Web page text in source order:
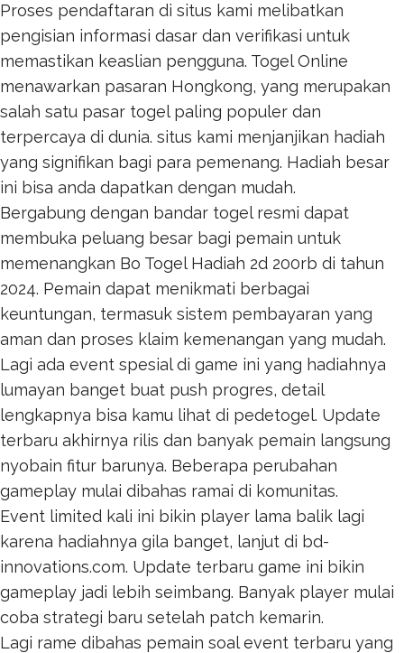
Proses pendaftaran di situs kami melibatkan
pengisian informasi dasar dan verifikasi untuk
memastikan keaslian pengguna. Togel Online
menawarkan pasaran Hongkong, yang merupakan
salah satu pasar togel paling populer dan
terpercaya di dunia. situs kami menjanjikan hadiah
yang signifikan bagi para pemenang. Hadiah besar
ini bisa anda dapatkan dengan mudah.
Bergabung dengan bandar togel resmi dapat
membuka peluang besar bagi pemain untuk
memenangkan Bo Togel Hadiah 2d 200rb di tahun
2024. Pemain dapat menikmati berbagai
keuntungan, termasuk sistem pembayaran yang
aman dan proses klaim kemenangan yang mudah.
Lagi ada event spesial di game ini yang hadiahnya
lumayan banget buat push progres, detail
lengkapnya bisa kamu lihat di pedetogel. Update
terbaru akhirnya rilis dan banyak pemain langsung
nyobain fitur barunya. Beberapa perubahan
gameplay mulai dibahas ramai di komunitas.
Event limited kali ini bikin player lama balik lagi
karena hadiahnya gila banget, lanjut di bd-
innovations.com. Update terbaru game ini bikin
gameplay jadi lebih seimbang. Banyak player mulai
coba strategi baru setelah patch kemarin.
Lagi rame dibahas pemain soal event terbaru yang